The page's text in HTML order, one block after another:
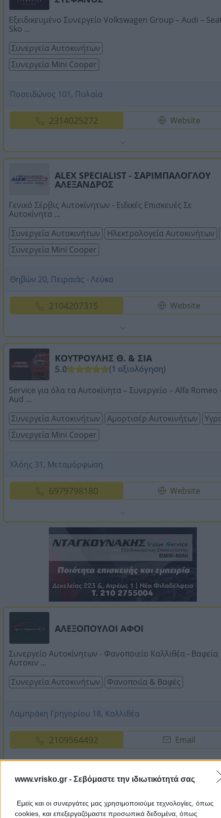
www.vrisko.gr - Σεβόμαστε την ιδιωτικότητά σας
Εμείς και οι συνεργάτες μας χρησιμοποιούμε τεχνολογίες, όπως
cookies, και επεξεργαζόμαστε προσωπικά δεδομένα, όπως
Εξειδικευμένο Συνεργείο Volkswagen Group – Audi –
Sko ...
Συνεργεία Αυτοκινήτων
Συνεργεία Mini Cooper
Ποσειδώνος 101, Πυλαία
2314025272 Website
ALEX SPECIALIST - ΣΑΡΙΜΠΑΛΟΓΛΟΥ
ΑΛΕΞΑΝΔΡΟΣ
Γενικό Σέρβις Αυτοκίνητων - Ειδικές Επισκευές Σε
Αυτοκίνητα ...
Συνεργεία Αυτοκινήτων
Ηλεκτρολογεία Αυτοκινήτων
Συνεργεία Mini Cooper
Θηβών 20, Πειραιάς - Λεύκα
2104207315 Website
ΚΟΥΤΡΟΥΛΗΣ Θ. & ΣΙΑ
5.0
(1 αξιολόγηση)
Service για όλα τα Αυτοκίνητα – Συνεργείο – Alfa Romeo
Aud ...
Συνεργεία Αυτοκινήτων
Αμορτισέρ Αυτοκινήτων
Συνεργεία Mini Cooper
Χλόης 31, Μεταμόρφωση
6979798180 Website
ΑΛΕΞΟΠΟΥΛΟΙ ΑΦΟΙ
Συνεργείο Αυτοκίνητων - Φανοποιείο Καλλιθέα - Βαφεία
Αυτοκιν ...
Συνεργεία Αυτοκινήτων
Φανοποιία & Βαφές
Λαμπράκη Γρηγορίου 18, Καλλιθέα
2109564492 Email
5.0
(1 αξιολόγηση)